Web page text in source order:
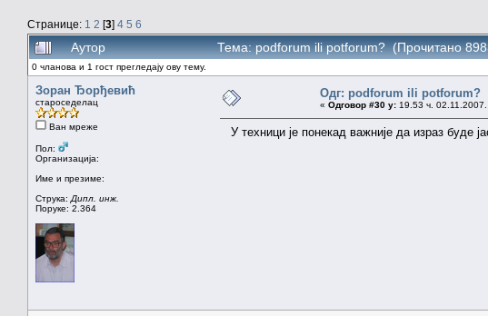
Странице: 1 2 [3] 4 5 6
Аутор Тема: podforum ili potforum? (Прочитано
0 чланова и 1 гост прегледају ову тему.
Зоран Ђорђевић
староседелац
Ван мреже
Пол:
Организација:
Име и презиме:
Струка: Дипл. инж.
Поруке: 2.364
Одг: podforum ili potforum?
« Одговор #30 у: 19.53 ч. 02.11.2007.
У техници је понекад важније да израз буде